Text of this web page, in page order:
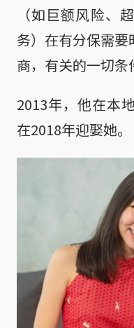
（如巨额风险、
务）在有分保需
商，有关的一切条
2013年，他在本
在2018年迎娶她。